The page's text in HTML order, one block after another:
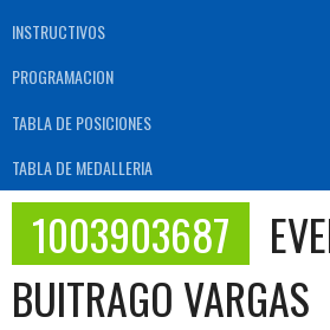
INSTRUCTIVOS
PROGRAMACION
TABLA DE POSICIONES
TABLA DE MEDALLERIA
1003903687
BUITRAGO VARGAS